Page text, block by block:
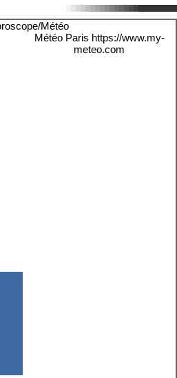
Météo Paris https://www.my-
meteo.com